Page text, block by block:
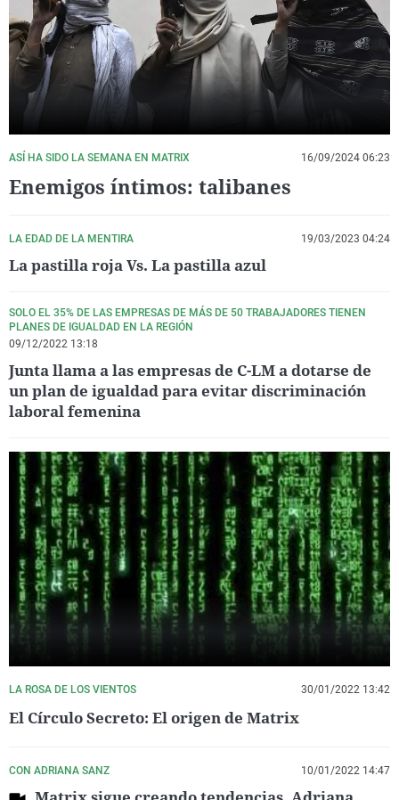
La rosa de los vientos
Gente viajera
Como el perro y el
Caso
Retornados
Equipo de
Operación Viuda
Extremadura
Galicia
La Rioja
Navarra
País Vasco
Virales
Televisión
Elecciones
ASÍ HA SIDO LA SEMANA EN MATRIX 16/09/2024 06:23
Enemigos íntimos: talibanes
LA EDAD DE LA MENTIRA 19/03/2023 04:24
La pastilla roja Vs. La pastilla azul
SOLO EL 35% DE LAS EMPRESAS DE MÁS DE 50 TRABAJADORES TIENEN
PLANES DE IGUALDAD EN LA REGIÓN
09/12/2022 13:18
Junta llama a las empresas de C-LM a dotarse de
un plan de igualdad para evitar discriminación
laboral femenina
LA ROSA DE LOS VIENTOS 30/01/2022 13:42
El Círculo Secreto: El origen de Matrix
CON ADRIANA SANZ 10/01/2022 14:47